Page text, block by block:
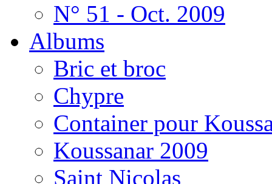
N° 51 - Oct. 2009
Albums
Bric et broc
Chypre
Container pour
Koussanar 2009
Saint Nicolas